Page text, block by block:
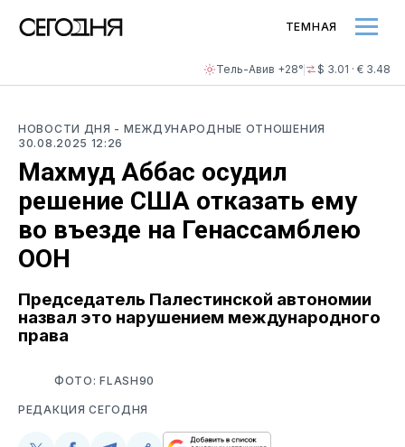
Тель-Авив +28° $ 3.01 · € 3.48
ТЕМНАЯ
НОВОСТИ ДНЯ - МЕЖДУНАРОДНЫЕ ОТНОШЕНИЯ
30.08.2025 12:26
Махмуд Аббас осудил
решение США отказать ему
во въезде на Генассамблею
ООН
Председатель Палестинской автономии
назвал это нарушением международного
права
ФОТО: FLASH90
РЕДАКЦИЯ СЕГОДНЯ